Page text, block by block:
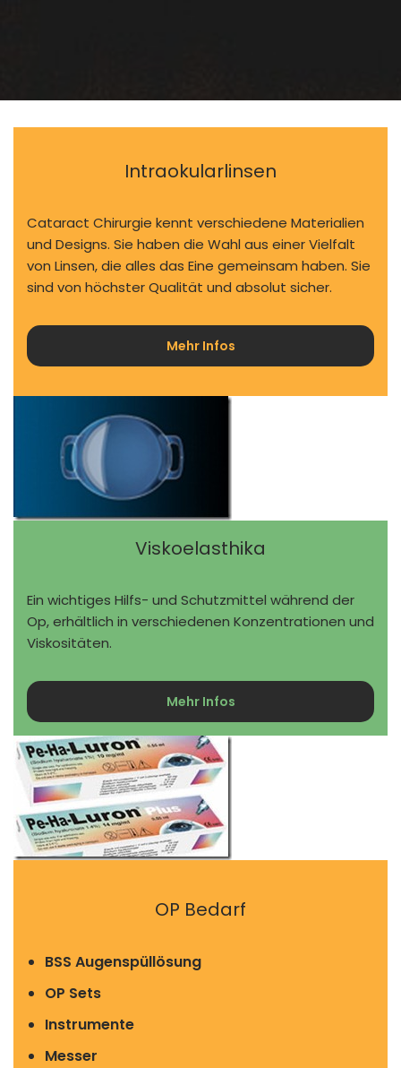
Intraokularlinsen
Cataract Chirurgie kennt verschiedene Materialien
und Designs. Sie haben die Wahl aus einer Vielfalt
von Linsen, die alles das Eine gemeinsam haben. Sie
sind von höchster Qualität und absolut sicher.
Mehr Infos
Viskoelasthika
Ein wichtiges Hilfs- und Schutzmittel während der
Op, erhältlich in verschiedenen Konzentrationen und
Viskositäten.
Mehr Infos
OP Bedarf
BSS Augenspüllösung
OP Sets
Instrumente
Messer